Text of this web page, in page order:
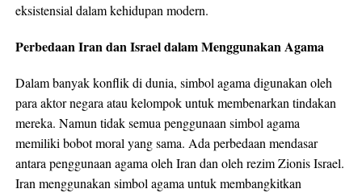
eksistensial dalam kehidupan modern.
Perbedaan Iran dan Israel dalam Menggunakan Agama
Dalam banyak konflik di dunia, simbol agama digunakan oleh
para aktor negara atau kelompok untuk membenarkan tindakan
mereka. Namun tidak semua penggunaan simbol agama
memiliki bobot moral yang sama. Ada perbedaan mendasar
antara penggunaan agama oleh Iran dan oleh rezim Zionis Israel.
Iran menggunakan simbol agama untuk membangkitkan